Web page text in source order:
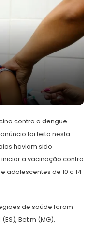
contra a dengue
foi feito nesta
haviam sido
a vacinação contra
adolescentes de 10 a 14
de saúde foram
Betim (MG),